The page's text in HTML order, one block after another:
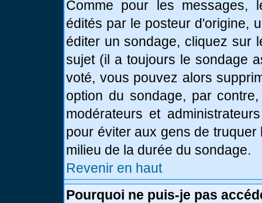
Comme pour les messages,
édités par le posteur d'origine,
éditer un sondage, cliquez sur
sujet (il a toujours le sondage
voté, vous pouvez alors
option du sondage, par
modérateurs et
pour éviter aux gens de
milieu de la durée du sondage.
Revenir en haut
Pourquoi ne puis-je pas